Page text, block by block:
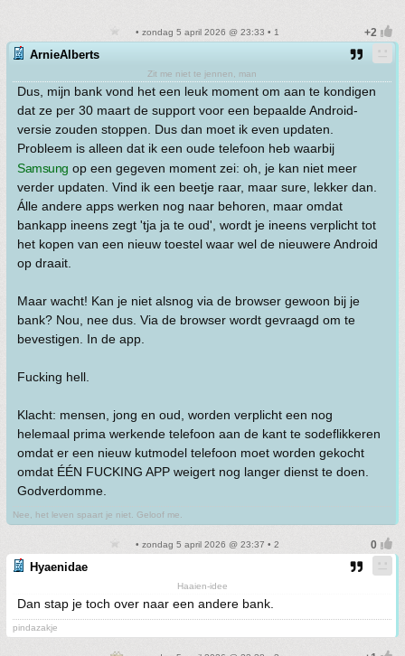
• zondag 5 april 2026 @ 23:33 • 1
ArnieAlberts
Zit me niet te jennen, man
Dus, mijn bank vond het een leuk moment om aan te kondigen
dat ze per 30 maart de support voor een bepaalde Android-
versie zouden stoppen. Dus dan moet ik even updaten.
Probleem is alleen dat ik een oude telefoon heb waarbij
Samsung op een gegeven moment zei: oh, je kan niet meer
verder updaten. Vind ik een beetje raar, maar sure, lekker dan.
Álle andere apps werken nog naar behoren, maar omdat
bankapp ineens zegt 'tja ja te oud', wordt je ineens verplicht tot
het kopen van een nieuw toestel waar wel de nieuwere Android
op draait.
Maar wacht! Kan je niet alsnog via de browser gewoon bij je
bank? Nou, nee dus. Via de browser wordt gevraagd om te
bevestigen. In de app.
Fucking hell.
Klacht: mensen, jong en oud, worden verplicht een nog
helemaal prima werkende telefoon aan de kant te sodeflikkeren
omdat er een nieuw kutmodel telefoon moet worden gekocht
omdat ÉÉN FUCKING APP weigert nog langer dienst te doen.
Godverdomme.
Nee, het leven spaart je niet. Geloof me.
• zondag 5 april 2026 @ 23:37 • 2
Hyaenidae
Haaien-idee
Dan stap je toch over naar een andere bank.
pindazakje